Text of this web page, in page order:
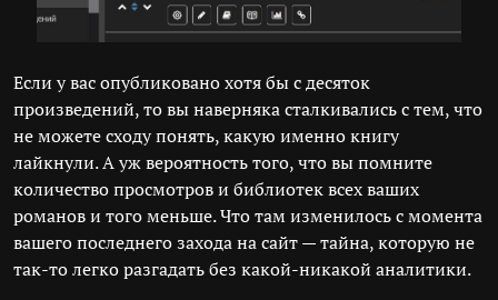
Если у вас опубликовано хотя бы с десяток
произведений, то вы наверняка сталкивались с тем, что
не можете сходу понять, какую именно книгу
лайкнули. А уж вероятность того, что вы помните
количество просмотров и библиотек всех ваших
романов и того меньше. Что там изменилось с момента
вашего последнего захода на сайт — тайна, которую не
так-то легко разгадать без какой-никакой аналитики.